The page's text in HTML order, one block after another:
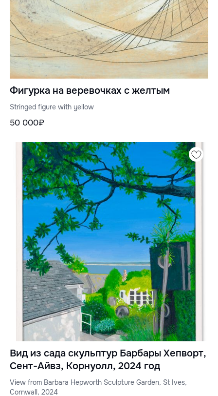
Фигурка на веревочках с желтым
Stringed figure with yellow
50 000₽
Вид из сада скульптур Барбары Хепворт,
Сент-Айвз, Корнуолл, 2024 год
View from Barbara Hepworth Sculpture Garden, St Ives,
Cornwall, 2024